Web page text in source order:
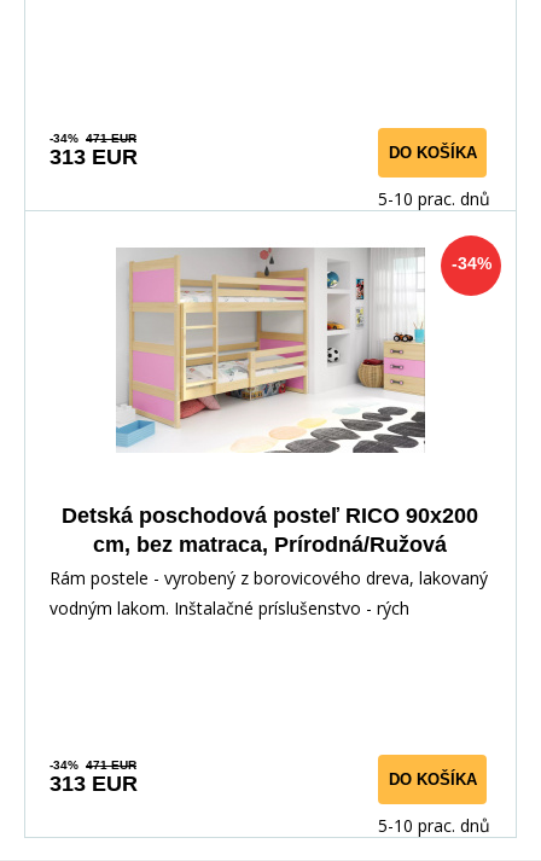
-34% 471 EUR
313 EUR DO KOŠÍKA
5-10 prac. dnů
-34%
Detská poschodová posteľ RICO 90x200
cm, bez matraca, Prírodná/Ružová
Rám postele - vyrobený z borovicového dreva, lakovaný
vodným lakom. Inštalačné príslušenstvo - rých
-34% 471 EUR
313 EUR DO KOŠÍKA
5-10 prac. dnů